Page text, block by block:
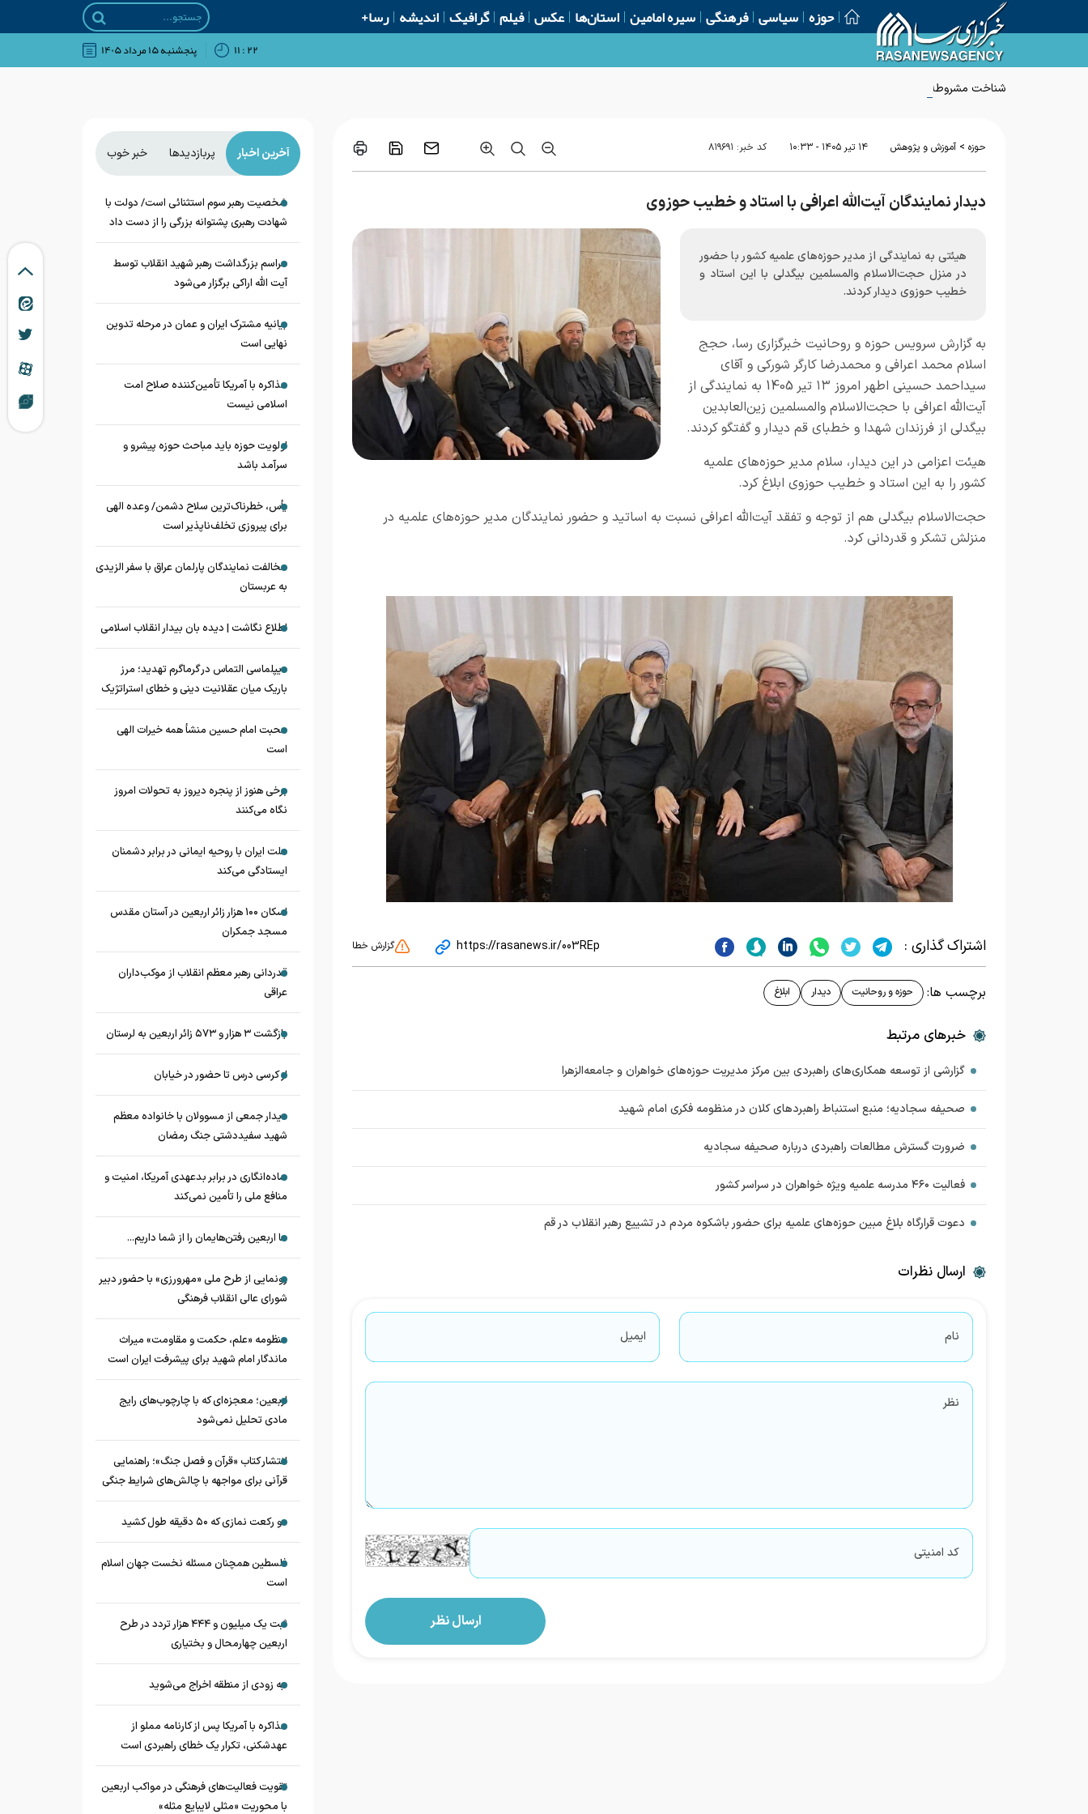
حوزه سیاسی فرهنگی سیره امامین استان‌ها عکس فیلم گرافیک اندیشه رسا+
۲۲ : ۱۱ پنجشنبه ۱۵ مرداد ۱۴۰۵
شناخت مشروطه برای صیانت از هویت انقلاب اسلامی ضروری است
حوزه > آموزش و پژوهش ۱۴ تير ۱۴۰۵ - ۱۰:۳۳ کد خبر: ۸۱۹۶۹۱
دیدار نمایندگان آیت‌الله اعرافی با استاد و خطیب حوزوی
هیئتی به نمایندگی از مدیر حوزه‌های علمیه کشور با حضور
در منزل حجت‌الاسلام والمسلمین بیگدلی با این استاد و
خطیب حوزوی دیدار کردند.
به گزارش سرویس حوزه و روحانیت خبرگزاری رسا، حجج
اسلام محمد اعرافی و محمدرضا کارگر شورکی و آقای
سیداحمد حسینی اطهر امروز ۱۳ تیر 1405 به نمایندگی از
آیت‌الله اعرافی با حجت‌الاسلام والمسلمین زین‌العابدین
بیگدلی از فرزندان شهدا و خطبای قم دیدار و گفتگو کردند.
هیئت اعزامی در این دیدار، سلام مدیر حوزه‌های علمیه
کشور را به این استاد و خطیب حوزوی ابلاغ کرد.
حجت‌الاسلام بیگدلی هم از توجه و تفقد آیت‌الله اعرافی نسبت به اساتید و حضور نمایندگان مدیر حوزه‌های علمیه در
منزلش تشکر و قدردانی کرد.
اشتراک گذاری : https://rasanews.ir/003REp گزارش خطا
برچسب ها: حوزه و روحانیت دیدار ابلاغ
خبرهای مرتبط
گزارشی از توسعه همکاری‌های راهبردی بین مرکز مدیریت حوزه‌های خواهران و جامعه‌الزهرا
صحیفه سجادیه؛ منبع استنباط راهبردهای کلان در منظومه فکری امام شهید
ضرورت گسترش مطالعات راهبردی درباره صحیفه سجادیه
فعالیت ۴۶۰ مدرسه علمیه ویژه خواهران در سراسر کشور
دعوت قرارگاه بلاغ مبین حوزه‌های علمیه برای حضور باشکوه مردم در تشییع رهبر انقلاب در قم
ارسال نظرات
آخرین اخبار پربازدیدها خبر خوب
شخصیت رهبر سوم استثنائی است/ دولت با
شهادت رهبری پشتوانه بزرگی را از دست داد
مراسم بزرگداشت رهبر شهید انقلاب توسط
آیت الله اراکی برگزار می‌شود
بیانیه مشترک ایران و عمان در مرحله تدوین
نهایی است
مذاکره با آمریکا تأمین‌کننده صلاح امت
اسلامی نیست
اولویت حوزه باید مباحث حوزه پیشرو و
سرآمد باشد
یأس، خطرناک‌ترین سلاح دشمن/ وعده الهی
برای پیروزی تخلف‌ناپذیر است
مخالفت نمایندگان پارلمان عراق با سفر الزیدی
به عربستان
اطلاع نگاشت | دیده بان بیدار انقلاب اسلامی
دیپلماسی التماس در گرماگرم تهدید؛ مرز
باریک میان عقلانیت دینی و خطای استراتژیک
محبت امام حسین منشأ همه خیرات الهی
است
برخی هنوز از پنجره دیروز به تحولات امروز
نگاه می‌کنند
ملت ایران با روحیه ایمانی در برابر دشمنان
ایستادگی می‌کند
اسکان ۱۰۰ هزار زائر اربعین در آستان مقدس
مسجد جمکران
قدردانی رهبر معظم انقلاب از موکب‌داران
عراقی
بازگشت ۳ هزار و ۵۷۳ زائر اربعین به لرستان
از کرسی درس تا حضور در خیابان
دیدار جمعی از مسوولان با خانواده معظم
شهید سفیددشتی جنگ رمضان
ساده‌انگاری در برابر بدعهدی آمریکا، امنیت و
منافع ملی را تأمین نمی‌کند
ما اربعین رفتن‌هایمان را از شما داریم...
رونمایی از طرح ملی «مهرورزی» با حضور دبیر
شورای عالی انقلاب فرهنگی
منظومه «علم، حکمت و مقاومت» میراث
ماندگار امام شهید برای پیشرفت ایران است
اربعین؛ معجزه‌ای که با چارچوب‌های رایج
مادی تحلیل نمی‌شود
انتشار کتاب «قرآن و فصل جنگ»؛ راهنمایی
قرآنی برای مواجهه با چالش‌های شرایط جنگی
دو رکعت نمازی که ۵۰ دقیقه طول کشید
فلسطین همچنان مسئله نخست جهان اسلام
است
ثبت یک میلیون و ۴۴۴ هزار تردد در طرح
اربعین چهارمحال و بختیاری
به زودی از منطقه اخراج می‌شوید
مذاکره با آمریکا پس از کارنامه مملو از
عهدشکنی، تکرار یک خطای راهبردی است
تقویت فعالیت‌های فرهنگی در مواکب اربعین
با محوریت «مثلی لایبایع مثله»